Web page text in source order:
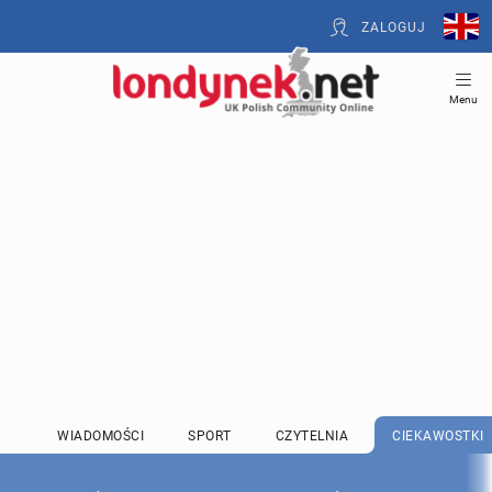
ZALOGUJ
Menu
WIADOMOŚCI SPORT CZYTELNIA CIEKAWOSTKI